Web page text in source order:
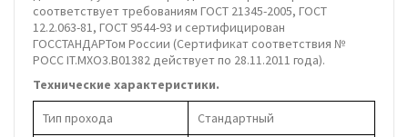
соответствует требованиям ГОСТ 21345-2005, ГОСТ
12.2.063-81, ГОСТ 9544-93 и сертифицирован
ГОССТАНДАРТом России (Сертификат соответствия №
POCC IT.MXO3.B01382 действует по 28.11.2011 года).
Технические характеристики.
Тип прохода Стандартный